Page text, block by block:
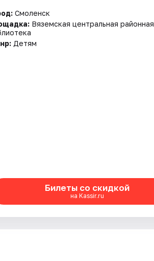
Смоленск
Вяземская центральная районная
Детям
Билеты со скидкой
на Kassir.ru